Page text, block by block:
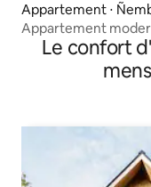
Appartement ⋅
Appartement
parking
Le confort